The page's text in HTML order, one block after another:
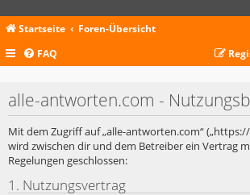
Startseite Foren-Übersicht
FAQ
alle-antworten.com -
Mit dem Zugriff auf „alle-antworten.com“
wird zwischen dir und dem Betreiber ein Vertrag
Regelungen geschlossen:
1. Nutzungsvertrag